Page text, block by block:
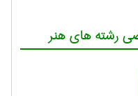
رشته های هنر